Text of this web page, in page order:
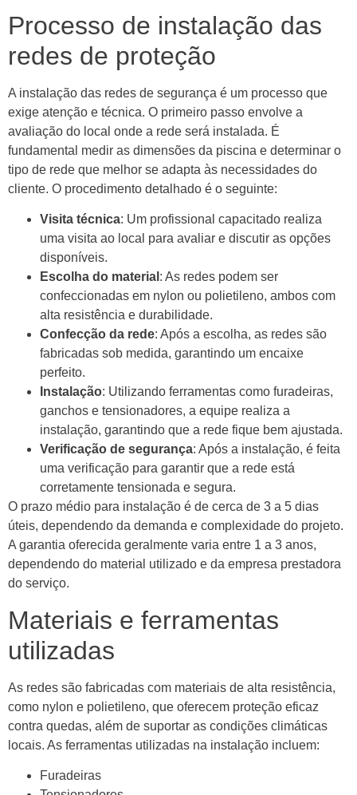
Processo de instalação das
redes de proteção
A instalação das redes de segurança é um processo que
exige atenção e técnica. O primeiro passo envolve a
avaliação do local onde a rede será instalada. É
fundamental medir as dimensões da piscina e determinar o
tipo de rede que melhor se adapta às necessidades do
cliente. O procedimento detalhado é o seguinte:
Visita técnica: Um profissional capacitado realiza
uma visita ao local para avaliar e discutir as opções
disponíveis.
Escolha do material : As redes podem ser
confeccionadas em nylon ou polietileno, ambos com
alta resistência e durabilidade.
Confecção da rede: Após a escolha, as redes são
fabricadas sob medida, garantindo um encaixe
perfeito.
Instalação: Utilizando ferramentas como furadeiras,
ganchos e tensionadores, a equipe realiza a
instalação, garantindo que a rede fique bem ajustada.
Verificação de segurança: Após a instalação, é feita
uma verificação para garantir que a rede está
corretamente tensionada e segura.
O prazo médio para instalação é de cerca de 3 a 5 dias
úteis, dependendo da demanda e complexidade do projeto.
A garantia oferecida geralmente varia entre 1 a 3 anos,
dependendo do material utilizado e da empresa prestadora
do serviço.
Materiais e ferramentas
utilizadas
As redes são fabricadas com materiais de alta resistência,
como nylon e polietileno, que oferecem proteção eficaz
contra quedas, além de suportar as condições climáticas
locais. As ferramentas utilizadas na instalação incluem:
Furadeiras